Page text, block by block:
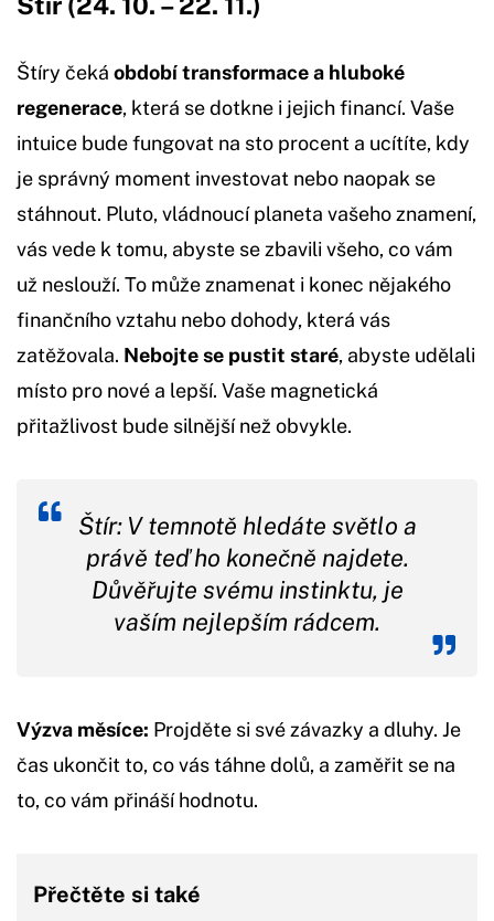
Štíry čeká období transformace a hluboké
regenerace, která se dotkne i jejich financí. Vaše
intuice bude fungovat na sto procent a ucítíte, kdy
je správný moment investovat nebo naopak se
stáhnout. Pluto, vládnoucí planeta vašeho znamení,
vás vede k tomu, abyste se zbavili všeho, co vám
už neslouží. To může znamenat i konec nějakého
finančního vztahu nebo dohody, která vás
zatěžovala. Nebojte se pustit staré, abyste udělali
místo pro nové a lepší. Vaše magnetická
přitažlivost bude silnější než obvykle.
Štír: V temnotě hledáte světlo a
právě teď ho konečně najdete.
Důvěřujte svému instinktu, je
vaším nejlepším rádcem.
Výzva měsíce: Projděte si své závazky a dluhy. Je
čas ukončit to, co vás táhne dolů, a zaměřit se na
to, co vám přináší hodnotu.
Přečtěte si také